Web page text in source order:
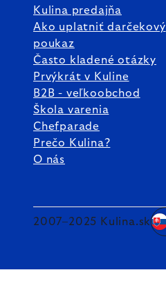
Kulina predajňa
Ako uplatniť darčekový
poukaz
Často kladené otázky
Prvýkrát v Kuline
B2B - veľkoobchod
Škola varenia
Chefparade
Prečo Kulina?
O nás
2007–2025 Kulina.sk